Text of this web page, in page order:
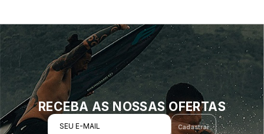
RECEBA AS NOSSAS OFERTAS
SEU E-MAIL Cadastrar